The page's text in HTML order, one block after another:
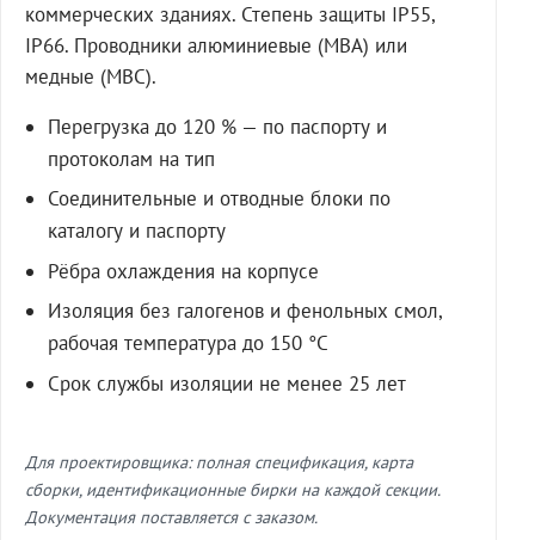
коммерческих зданиях. Степень защиты IP55,
IP66. Проводники алюминиевые (МВА) или
медные (МВС).
Перегрузка до 120 % — по паспорту и
протоколам на тип
Соединительные и отводные блоки по
каталогу и паспорту
Рёбра охлаждения на корпусе
Изоляция без галогенов и фенольных смол,
рабочая температура до 150 °C
Срок службы изоляции не менее 25 лет
Для проектировщика: полная спецификация, карта
сборки, идентификационные бирки на каждой секции.
Документация поставляется с заказом.